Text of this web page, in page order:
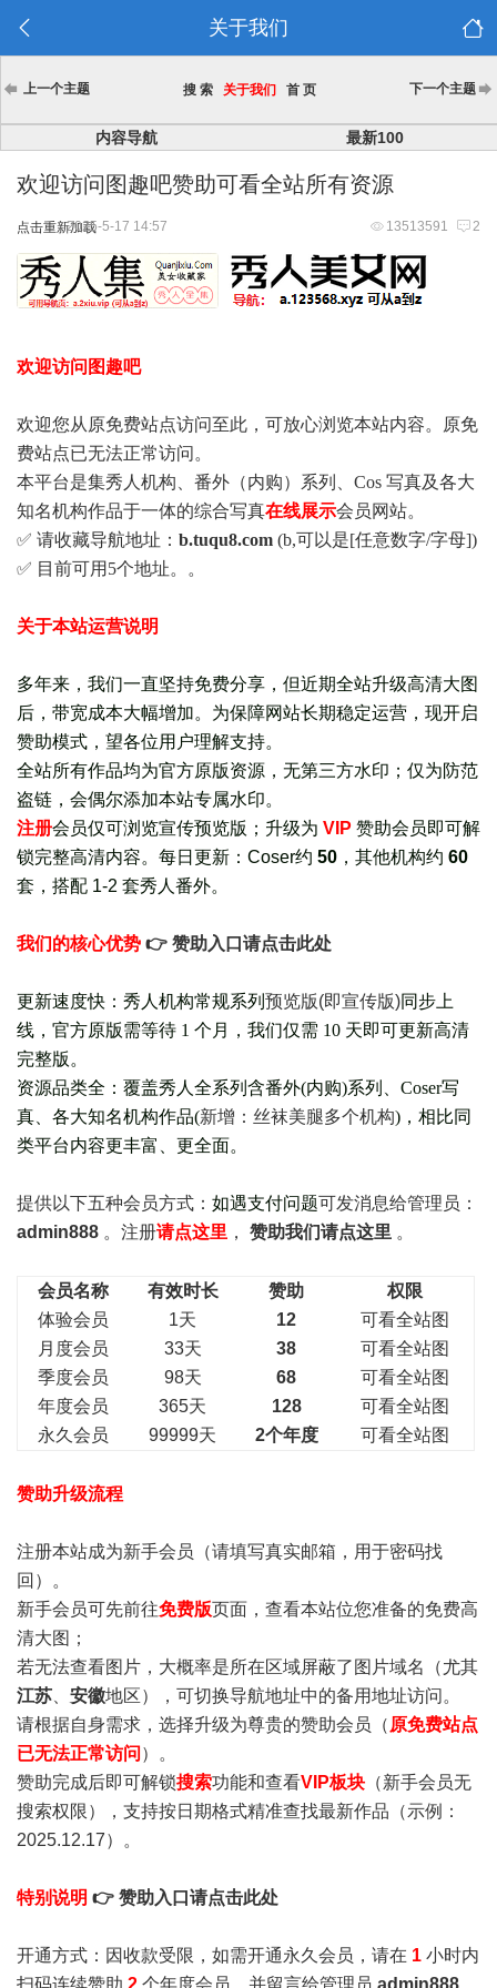
关于我们
上一个主题 搜 索 关于我们 首 页 下一个主题
内容导航 最新100
欢迎访问图趣吧赞助可看全站所有资源
点击重新加载 13513591 2
2025-5-17 14:57
欢迎访问图趣吧
欢迎您从原免费站点访问至此，可放心浏览本站内容。原免
费站点已无法正常访问。
本平台是集秀人机构、番外（内购）系列、Cos 写真及各大
知名机构作品于一体的综合写真在线展示会员网站。
✅ 请收藏导航地址： b.tuqu8.com (b,可以是[任意数字/字母])
✅ 目前可用5个地址。。
关于本站运营说明
多年来，我们一直坚持免费分享，但近期全站升级高清大图
后，带宽成本大幅增加。为保障网站长期稳定运营，现开启
赞助模式，望各位用户理解支持。
全站所有作品均为官方原版资源，无第三方水印；仅为防范
盗链，会偶尔添加本站专属水印。
注册会员仅可浏览宣传预览版 ； 升级为 VIP 赞助会员即可解
锁完整高清内容。每日更新： Coser约 50 ，其他机构约 60
套， 搭配 1-2 套秀人番外。
我们的核心优势 👉 赞助入口请点击此处
更新速度快：秀人机构常规系列 预览版(即宣传版)同步上
线，官方原版需等待 1 个月，我们仅需 10 天即可更新高清
完整版。
资源品类全：覆盖秀人全系列含番外(内购)系列、Coser写
真、各大知名机构作品(新增：丝袜美腿多个机构)，相比同
类平台内容更丰富、更全面。
提供以下五种会员方式： 如遇支付问题可发消息给管理员：
admin888 。注册请点这里 ， 赞助我们请点这里 。
会员名称 有效时长 赞助
权限
体验会员
1天 12
可看全站图
月度会员
33天 38
可看全站图
季度会员
98天 68
可看全站图
年度会员
365天 128
可看全站图
永久会员
99999天 2个年度 可看全站图
赞助升级流程
注册本站成为新手会员 （请填写真实邮箱，用于密码找
回）。
新手会员可先前往免费版页面，查看本站位您准备的免费高
清大图；
若无法查看图片，大概率是所在区域屏蔽了图片域名（尤其
江苏
安徽地区），可切换导航地址中的备用地址访问。
请根据自身需求，选择升级为尊贵的赞助会员（ 原免费站点
已无法正常访问 ）。
赞助完成后即可解锁搜索功能和查看VIP板块 （新手会员无
搜索权限），支持按日期格式精准查找最新作品（示例：
2025.12.17）。
特别说明 👉 赞助入口请点击此处
开通方式：因收款受限，如需开通永久会员，请在 1 小时内
扫码连续赞助 2 个年度会员，并留言给管理员 admin888